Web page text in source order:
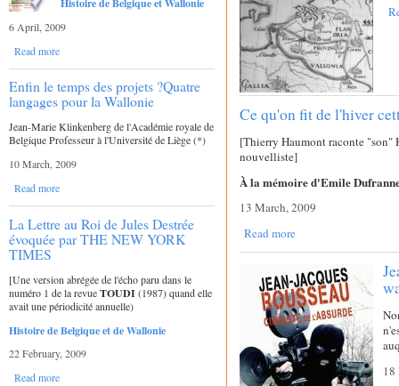
Histoire de Belgique et Wallonie
6 April, 2009
Read more
Enfin le temps des projets ?Quatre
langages pour la Wallonie
Jean-Marie Klinkenberg de l'Académie royale de
Belgique Professeur à l'Université de Liège (*)
10 March, 2009
Read more
La Lettre au Roi de Jules Destrée
évoquée par THE NEW YORK
TIMES
[Une version abrégée de l'écho paru dans le
numéro 1 de la revueTOUDI(1987) quand elle
avait une périodicité annuelle)
Histoire de Belgique et de Wallonie
22 February, 2009
Read more
Ce qu'on fit de l'hiver
[Thierry Haumont raconte "son"
nouvelliste]
À la mémoire d'Emile
13 March, 2009
Read more